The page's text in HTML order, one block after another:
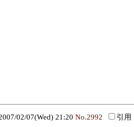
02/07(Wed) 21:20 No.2992 引用